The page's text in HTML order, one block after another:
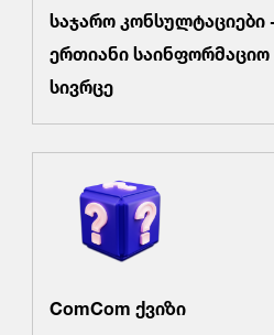
საჯარო კონსულტაციები
ერთიანი საინფორმაციო
სივრცე
ComCom ქვიზი